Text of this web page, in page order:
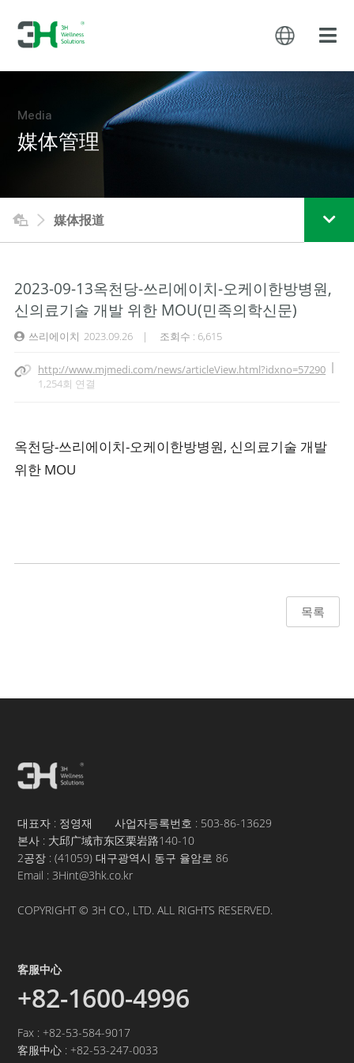
Media
媒体管理
媒体报道
2023-09-13옥천당-쓰리에이치-오케이한방병원,
신의료기술 개발 위한 MOU(민족의학신문)
쓰리에이치 2023.09.26 | 조회수 : 6,615
http://www.mjmedi.com/news/articleView.html?idxno=57290
1,254회 연결
옥천당-쓰리에이치-오케이한방병원, 신의료기술 개발
위한 MOU
목록
대표자 : 정영재 사업자등록번호 : 503-86-13629
본사 : 大邱广域市东区栗岩路140-10
2공장 : (41059) 대구광역시 동구 율암로 86
Email : 3Hint@3hk.co.kr
COPYRIGHT © 3H CO., LTD. ALL RIGHTS RESERVED.
客服中心
+82-1600-4996
Fax : +82-53-584-9017
客服中心 : +82-53-247-0033